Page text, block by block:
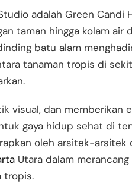
adalah Green Candi
taman hingga kolam air
batu alam
tanaman tropis di
visual, dan memberikan
gaya hidup sehat di
oleh arsitek-arsitek
Utara dalam
tropis.